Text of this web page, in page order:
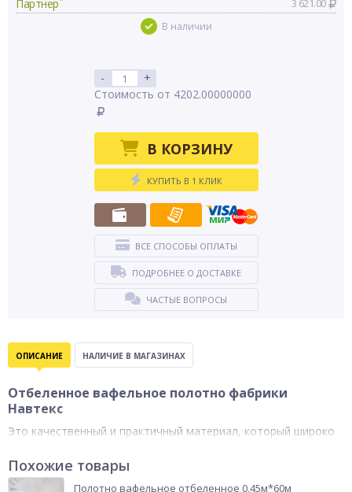
Партнер 3 621.00
В наличии
-
+
Стоимость от 4202.00000000
В КОРЗИНУ
КУПИТЬ В 1 КЛИК
ВСЕ СПОСОБЫ ОПЛАТЫ
ПОДРОБНЕЕ О ДОСТАВКЕ
ЧАСТЫЕ ВОПРОСЫ
ОПИСАНИЕ НАЛИЧИЕ В МАГАЗИНАХ
Отбеленное вафельное полотно фабрики
Навтекс
Это качественный и практичный материал, который широко
ткань с характерными квадратными ячейками, которые
придают ей особую жесткость и прочность.
Похожие товары
Полотно вафельное отбеленное 0,45м*60м